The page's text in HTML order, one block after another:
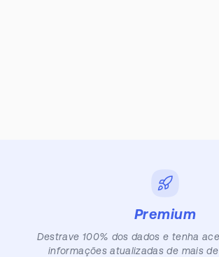
Premium
Destrave 100% dos dados e tenha
informações atualizadas de mais